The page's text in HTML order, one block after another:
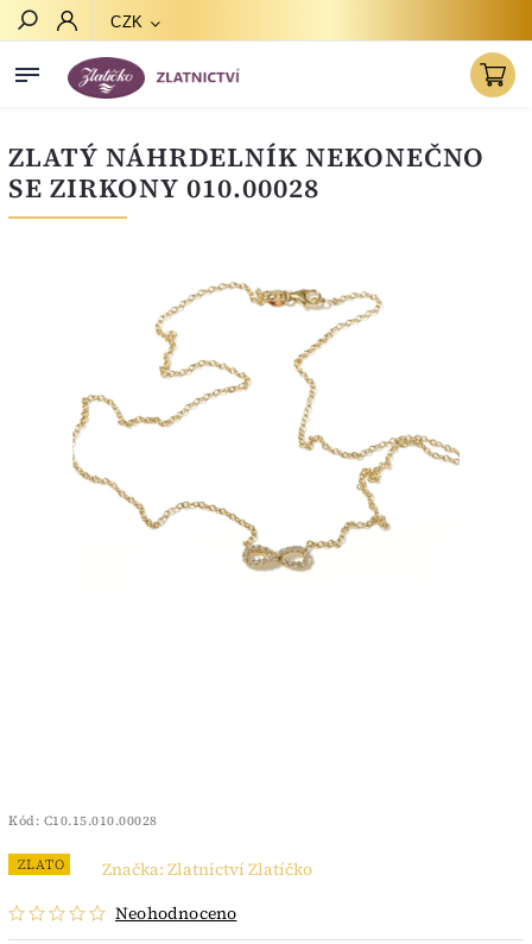
CZK
ZLATÝ NÁHRDELNÍK NEKONEČNO
SE ZIRKONY 010.00028
Kód: C10.15.010.00028
ZLATO
Neohodnoceno
Značka: Zlatnictví Zlatíčko